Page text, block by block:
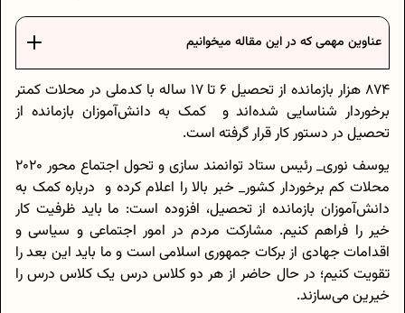
عناوین مهمی که در این مقاله میخوانیم
۸۷۴ هزار بازمانده از تحصیل ۶ تا ۱۷ ساله با کدملی در محلات کمتر
برخوردار شناسایی شده‌اند و کمک به دانش‌آموزان بازمانده از
تحصیل در دستور کار قرار گرفته است.
یوسف نوری_ رئیس ستاد توانمند سازی و تحول اجتماع محور ۲۰۲۰
محلات کم برخوردار کشور_ خبر بالا را اعلام کرده و درباره کمک به
دانش‌آموزان بازمانده از تحصیل، افزوده است: ما باید ظرفیت کار
خیر را فراهم کنیم. مشارکت مردم در امور اجتماعی و سیاسی و
اقدامات جهادی از برکات جمهوری اسلامی است و ما باید این بعد را
تقویت کنیم؛ در حال حاضر از هر دو کلاس درس یک کلاس درس را
خیرین می‌سازند.